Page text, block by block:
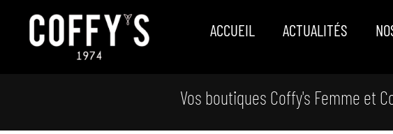
ACCUEIL ACTUALITÉS
Vos boutiques Coffy's Femme et